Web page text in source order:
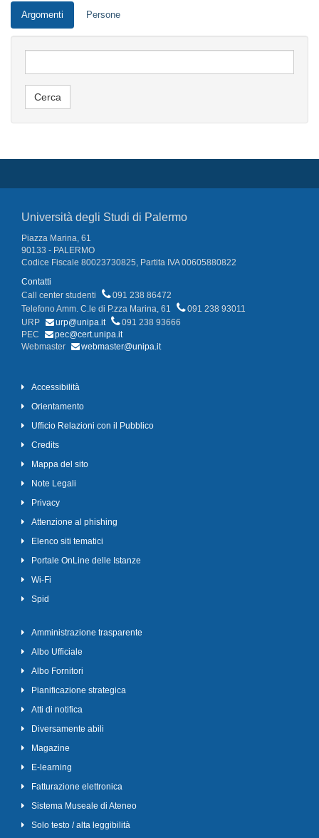
Argomenti Persone
Università degli Studi di Palermo
Piazza Marina, 61
90133 - PALERMO
Codice Fiscale 80023730825, Partita IVA 00605880822
Contatti
Call center studenti
091 238 86472
Telefono Amm. C.le di P.zza Marina, 61
091 238 93011
URP
urp@unipa.it
091 238 93666
PEC
pec@cert.unipa.it
Webmaster
webmaster@unipa.it
Accessibilità
Orientamento
Ufficio Relazioni con il Pubblico
Credits
Mappa del sito
Note Legali
Privacy
Attenzione al phishing
Elenco siti tematici
Portale OnLine delle Istanze
Wi-Fi
Spid
Amministrazione trasparente
Albo Ufficiale
Albo Fornitori
Pianificazione strategica
Atti di notifica
Diversamente abili
Magazine
E-learning
Fatturazione elettronica
Sistema Museale di Ateneo
Solo testo / alta leggibilità